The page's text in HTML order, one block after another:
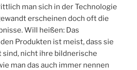
man sich in der Technologie
erscheinen doch oft die
Will heißen: Das
Produkten ist meist, dass sie
nicht ihre bildnerische
man das auch immer nennen